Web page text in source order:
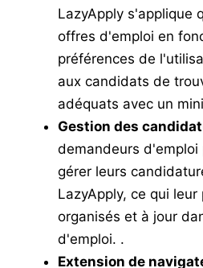
LazyApply s'applique
offres d'emploi en
préférences de
aux candidats de
adéquats avec un
Gestion des
demandeurs
gérer leurs
LazyApply, ce qui
organisés et à jour
d'emploi. .
Extension de